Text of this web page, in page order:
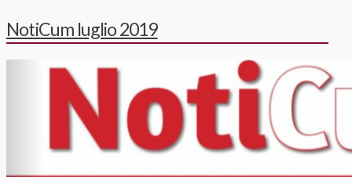
NotiCum luglio 2019